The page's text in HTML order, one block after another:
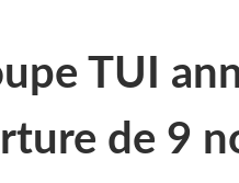
TUI
de 9